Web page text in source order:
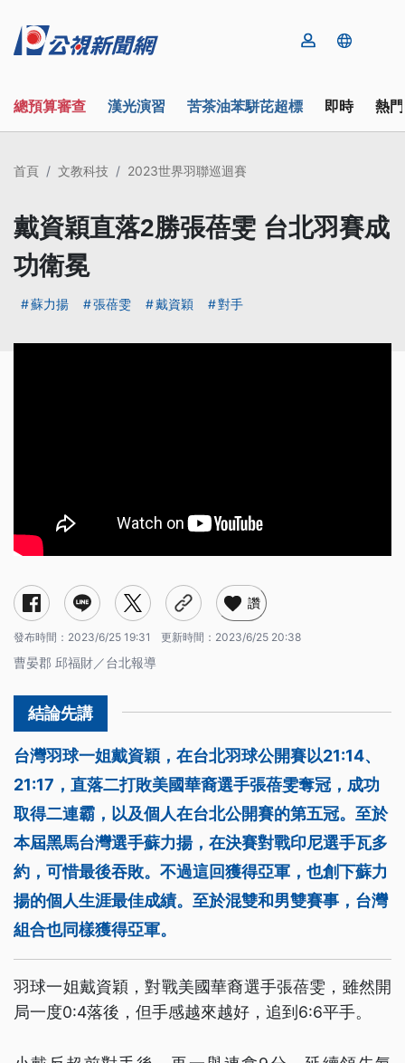
總預算審查 漢光演習 苦茶油苯駢芘超標 即時 熱
首頁 文教科技 2023世界羽聯巡迴賽
戴資穎直落2勝張蓓雯 台北羽賽成
功衛冕
蘇力揚 張蓓雯 戴資穎 對手
讚
發布時間： 2023/6/25 19:31 更新時間： 2023/6/25 20:38
曹晏郡 邱福財／台北報導
台灣羽球一姐戴資穎，在台北羽球公開賽以21:14、
21:17，直落二打敗美國華裔選手張蓓雯奪冠，成功
取得二連霸，以及個人在台北公開賽的第五冠。至於
本屆黑馬台灣選手蘇力揚，在決賽對戰印尼選手瓦多
約，可惜最後吞敗。不過這回獲得亞軍，也創下蘇力
揚的個人生涯最佳成績。至於混雙和男雙賽事，台灣
組合也同樣獲得亞軍。
羽球一姐戴資穎，對戰美國華裔選手張蓓雯，雖然開
局一度0:4落後，但手感越來越好，追到6:6平手。